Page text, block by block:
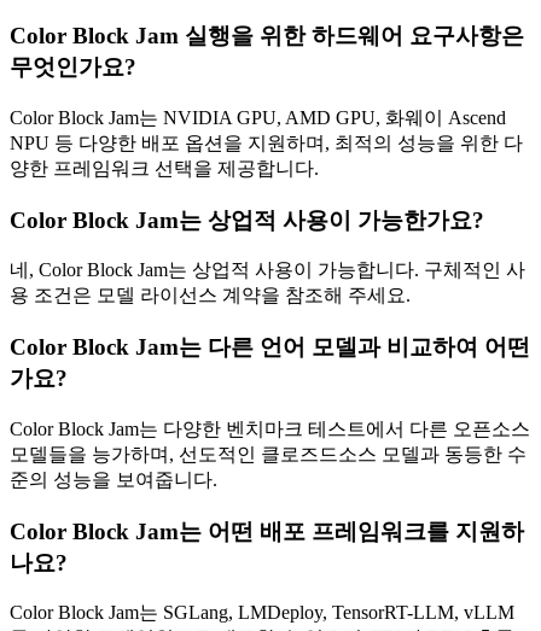
Color Block Jam 실행을 위한 하드웨어 요구사항은
무엇인가요?
Color Block Jam는 NVIDIA GPU, AMD GPU, 화웨이 Ascend
NPU 등 다양한 배포 옵션을 지원하며, 최적의 성능을 위한 다
양한 프레임워크 선택을 제공합니다.
Color Block Jam는 상업적 사용이 가능한가요?
네, Color Block Jam는 상업적 사용이 가능합니다. 구체적인 사
용 조건은 모델 라이선스 계약을 참조해 주세요.
Color Block Jam는 다른 언어 모델과 비교하여 어떤
가요?
Color Block Jam는 다양한 벤치마크 테스트에서 다른 오픈소스
모델들을 능가하며, 선도적인 클로즈드소스 모델과 동등한 수
준의 성능을 보여줍니다.
Color Block Jam는 어떤 배포 프레임워크를 지원하
나요?
Color Block Jam는 SGLang, LMDeploy, TensorRT-LLM, vLLM